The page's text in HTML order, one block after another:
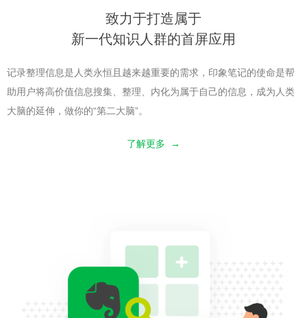
致力于打造属于
新一代知识人群的首屏应用
记录整理信息是人类永恒且越来越重要的需求，印象笔记的使命是帮
助用户将高价值信息搜集、整理、内化为属于自己的信息，成为人类
大脑的延伸，做你的“第二大脑”。
了解更多 →